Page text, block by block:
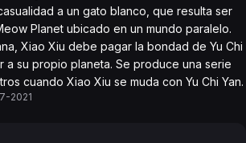
a un gato blanco, que resulta ser
Planet ubicado en un mundo paralelo.
Xiao Xiu debe pagar la bondad de Yu Chi
a su propio planeta. Se produce una serie
cuando Xiao Xiu se muda con Yu Chi Yan.
2021